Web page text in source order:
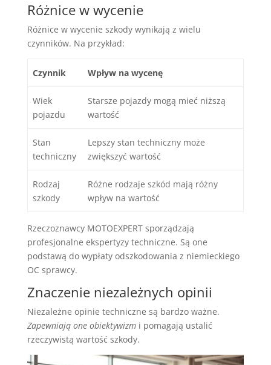
Różnice w wycenie
Różnice w wycenie szkody wynikają z wielu
czynników. Na przykład:
Czynnik Wpływ na wycenę
Wiek
pojazdu
Starsze pojazdy mogą mieć niższą
wartość
Stan
techniczny
Lepszy stan techniczny może
zwiększyć wartość
Rodzaj
szkody
Różne rodzaje szkód mają różny
wpływ na wartość
Rzeczoznawcy MOTOEXPERT sporządzają
profesjonalne ekspertyzy techniczne. Są one
podstawą do wypłaty odszkodowania z niemieckiego
OC sprawcy.
Znaczenie niezależnych opinii
Niezależne opinie techniczne są bardzo ważne.
Zapewniają one obiektywizmi pomagają ustalić
rzeczywistą wartość szkody.